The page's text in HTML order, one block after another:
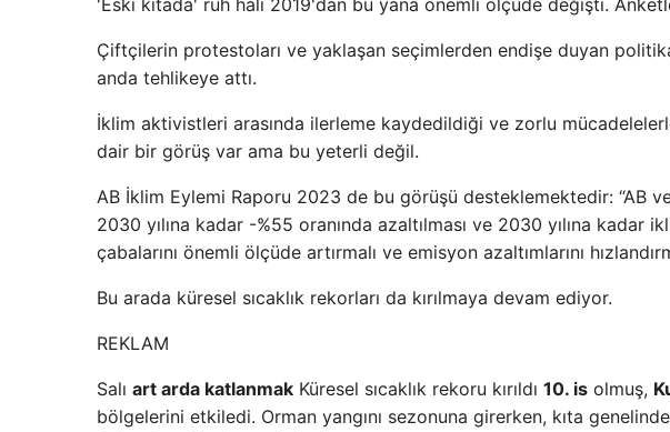
'Eski kıtada' ruh hali 2019'dan bu yana önemli ölçüde değişti.
Çiftçilerin protestoları ve yaklaşan seçimlerden endişe duyan
anda tehlikeye attı.
İklim aktivistleri arasında ilerleme kaydedildiği ve zorlu
dair bir görüş var ama bu yeterli değil.
AB İklim Eylemi Raporu 2023 de bu görüşü desteklemektedir: “AB
2030 yılına kadar -%55 oranında azaltılması ve 2030 yılına
çabalarını önemli ölçüde artırmalı ve emisyon azaltımlarını
Bu arada küresel sıcaklık rekorları da kırılmaya devam ediyor.
REKLAM
Salı art arda katlanmak Küresel sıcaklık rekoru kırıldı 10. is olmuş,
bölgelerini etkiledi. Orman yangını sezonuna girerken, kıta